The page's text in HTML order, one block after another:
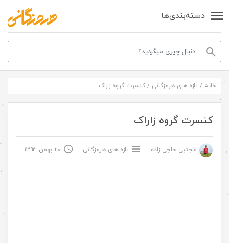
دسته‌بندی‌ها
خانه / تازه های هرمزگانی / کنسرت گروه زاراک
کنسرت گروه زاراک
مجتبی حاجی زاده تازه های هرمزگانی ۲۰ بهمن ۱۳۹۳